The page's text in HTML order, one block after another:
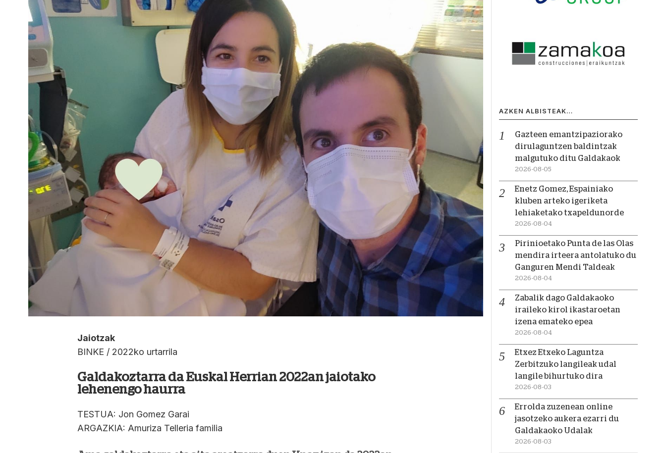
Jaiotzak
BINKE / 2022ko urtarrila
Galdakoztarra da Euskal Herrian 2022an jaiotako
lehenengo haurra
TESTUA: Jon Gomez Garai
ARGAZKIA: Amuriza Telleria familia
AZKEN ALBISTEAK…
Gazteen emantzipaziorako
dirulaguntzen baldintzak
malgutuko ditu Galdakaok
2026-08-05
Enetz Gomez, Espainiako
kluben arteko igeriketa
lehiaketako txapeldunorde
2026-08-04
Pirinioetako Punta de las Olas
mendira irteera antolatuko du
Ganguren Mendi Taldeak
2026-08-04
Zabalik dago Galdakaoko
iraileko kirol ikastaroetan
izena emateko epea
2026-08-04
Etxez Etxeko Laguntza
Zerbitzuko langileak udal
langile bihurtuko dira
2026-08-03
Errolda zuzenean online
jasotzeko aukera ezarri du
Galdakaoko Udalak
2026-08-03